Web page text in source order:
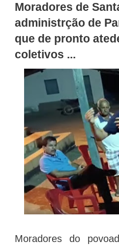
Moradores de
administrção de
que de pronto
coletivos ...
Moradores do